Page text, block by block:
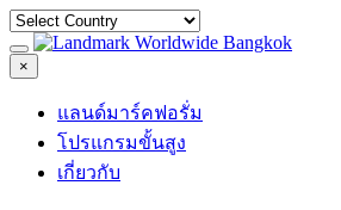
×
แลนด์มาร์คฟอรั่ม
โปรแกรมขั้นสูง
เกี่ยวกับ